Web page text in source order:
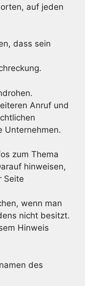
auf jeden
dass sein
Anruf und
Unternehmen.
zum Thema
hinweisen,
Seite
wenn man
nicht besitzt.
Hinweis
des